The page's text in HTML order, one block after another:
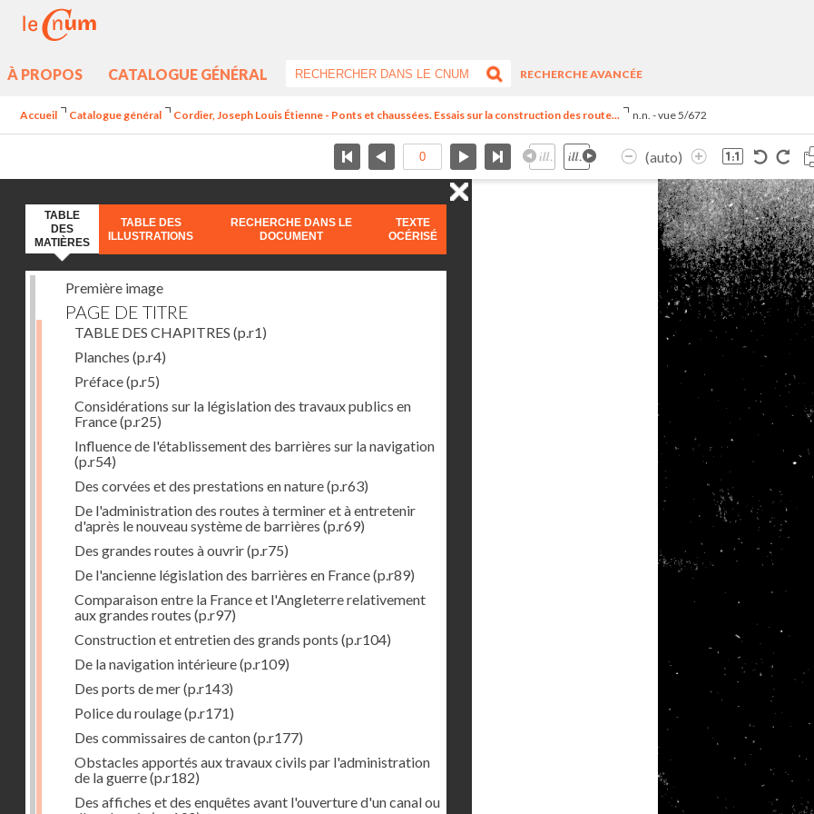
À PROPOS CATALOGUE GÉNÉRAL
RECHERCHE AVANCÉE
Accueil Catalogue général Cordier, Joseph Louis Étienne - Ponts et chaussées. Essais sur la construction des route... n.n. - vue 5/672
(auto)
TABLE
DES
MATIÈRES
TABLE DES
ILLUSTRATIONS
RECHERCHE DANS LE
DOCUMENT
TEXTE
OCÉRISÉ
Première image
PAGE DE TITRE
TABLE DES CHAPITRES (p.r1)
Planches (p.r4)
Préface(p.r5)
Considérations sur la législation des travaux publics en
France(p.r25)
Influence de l'établissement des barrières sur la navigation
(p.r54)
Des corvées et des prestations en nature(p.r63)
De l'administration des routes à terminer et à entretenir
d'après le nouveau système de barrières (p.r69)
Des grandes routes à ouvrir(p.r75)
De l'ancienne législation des barrières en France(p.r89)
Comparaison entre la France et l'Angleterre relativement
aux grandes routes (p.r97)
Construction et entretien des grands ponts (p.r104)
De la navigation intérieure(p.r109)
Des ports de mer(p.r143)
Police du roulage(p.r171)
Des commissaires de canton(p.r177)
Obstacles apportés aux travaux civils par l'administration
de la guerre(p.r182)
Des affiches et des enquêtes avant l'ouverture d'un canal ou